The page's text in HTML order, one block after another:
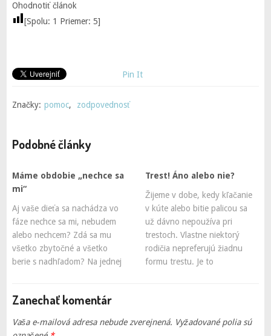
Ohodnotiť článok
[Spolu: 1 Priemer: 5]
Pin It
Značky: pomoc, zodpovednosť
Podobné články
Máme obdobie „nechce sa
mi“
Aj vaše dieťa sa nachádza vo
fáze nechce sa mi, nebudem
alebo nechcem? Zdá sa mu
všetko zbytočné a všetko
berie s nadhľadom? Na jednej
Trest! Áno alebo nie?
Žijeme v dobe, kedy kľačanie
v kúte alebo bitie palicou sa
už dávno nepoužíva pri
trestoch. Vlastne niektorý
rodičia nepreferujú žiadnu
formu trestu. Je to
Zanechať komentár
Vaša e-mailová adresa nebude zverejnená. Vyžadované polia sú